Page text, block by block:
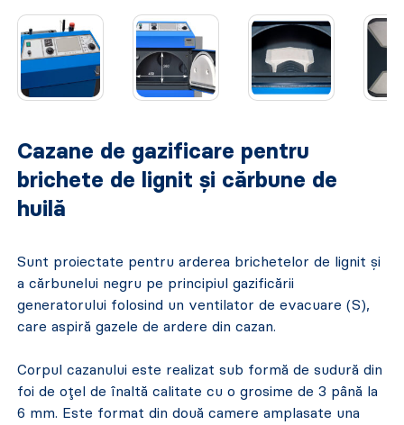
Cazane de gazificare pentru
brichete de lignit și cărbune de
huilă
Sunt proiectate pentru arderea brichetelor de lignit și
a cărbunelui negru pe principiul gazificării
generatorului folosind un ventilator de evacuare (S),
care aspiră gazele de ardere din cazan.
Corpul cazanului este realizat sub formă de sudură din
foi de oțel de înaltă calitate cu o grosime de 3 până la
6 mm. Este format din două camere amplasate una